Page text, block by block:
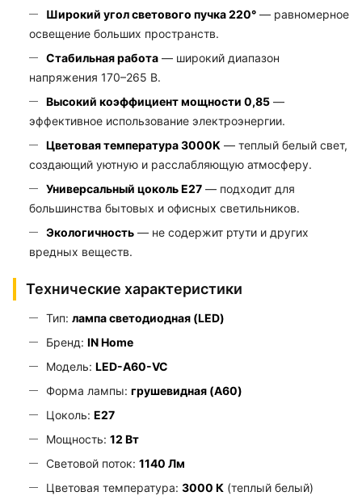
Широкий угол светового пучка 220° — равномерное
освещение больших пространств.
Стабильная работа — широкий диапазон
напряжения 170–265 В.
Высокий коэффициент мощности 0,85 —
эффективное использование электроэнергии.
Цветовая температура 3000K — теплый белый свет,
создающий уютную и расслабляющую атмосферу.
Универсальный цоколь E27 — подходит для
большинства бытовых и офисных светильников.
Экологичность — не содержит ртути и других
вредных веществ.
Технические характеристики
Тип: лампа светодиодная (LED)
Бренд: IN Home
Модель: LED-A60-VC
Форма лампы: грушевидная (A60)
Цоколь: E27
Мощность: 12 Вт
Световой поток: 1140 Лм
Цветовая температура: 3000 К (теплый белый)